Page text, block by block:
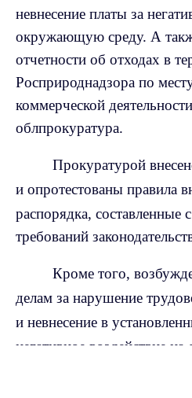
невнесение платы за
окружающую среду. А
отчетности об отходах в
Росприроднадзора по
коммерческой
облпрокуратура.
Прокуратурой
и опротестованы правила
распорядка, составленные
требований
Кроме того,
делам за нарушение
и невнесение в
негативное воздействие